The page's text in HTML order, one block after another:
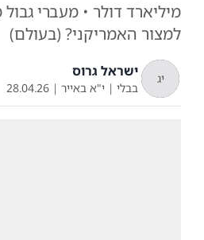
מיליארד דולר • מעברי
למצור האמריקני? (בעולם)
יג ישראל גרוס
בבלי| י"א באייר |
28.04.26